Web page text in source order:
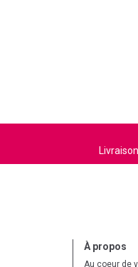
À propos
Au coeur de